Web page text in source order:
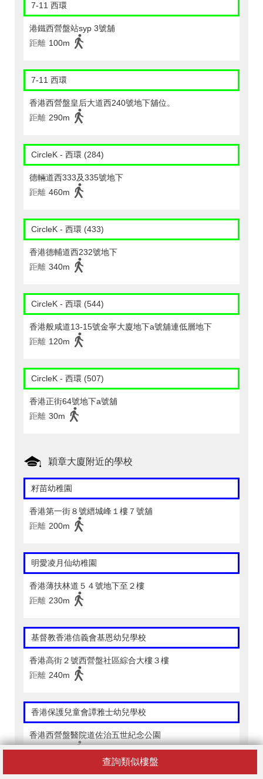
查詢類似樓盤
7-11 西環
港鐵西營盤站syp 3號舖
距離 100m
7-11 西環
香港西營盤皇后大道西240號地下舖位。
距離 290m
CircleK - 西環 (284)
德輛道西333及335號地下
距離 460m
CircleK - 西環 (433)
香港德輔道西232號地下
距離 340m
CircleK - 西環 (544)
香港般咸道13-15號金寧大廈地下a號舖連低層地下
距離 120m
CircleK - 西環 (507)
香港正街64號地下a號舖
距離 30m
穎章大廈附近的學校
籽苗幼稚園
香港第一街８號縉城峰１樓７號舖
距離 200m
明愛凌月仙幼稚園
香港薄扶林道５４號地下至２樓
距離 230m
基督教香港信義會基恩幼兒學校
香港高街２號西營盤社區綜合大樓３樓
距離 240m
香港保護兒童會譚雅士幼兒學校
香港西營盤醫院道佐治五世紀念公園
距離 280m